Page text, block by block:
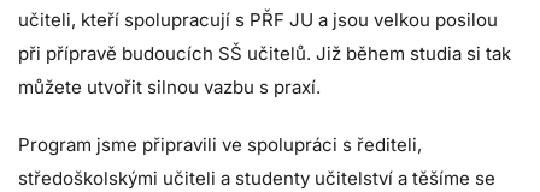
učiteli, kteří spolupracují s PŘF JU a jsou velkou posilou
při přípravě budoucích SŠ učitelů. Již během studia si tak
můžete utvořit silnou vazbu s praxí.
Program jsme připravili ve spolupráci s řediteli,
středoškolskými učiteli a studenty učitelství a těšíme se